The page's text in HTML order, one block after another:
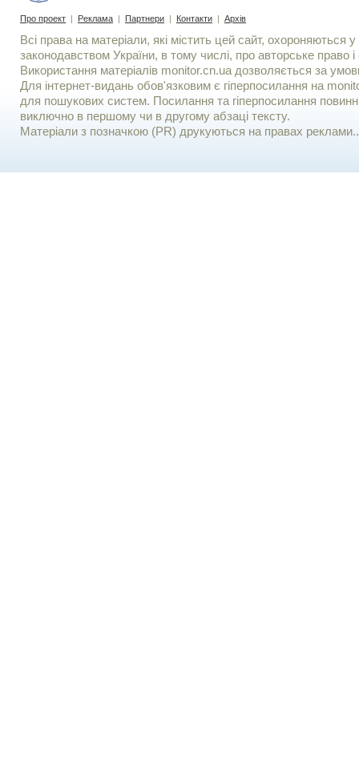
Про проект | Реклама | Партнери | Контакти | Архів
Всі права на матеріали, які містить цей сайт, охороняються у
законодавством України, в тому числі, про авторське право і
Використання матерiалiв monitor.cn.ua дозволяється за
Для iнтернет-видань обов'язковим є гiперпосилання на
для пошукових систем. Посилання та гіперпосилання
виключно в першому чи в другому абзаці тексту.
Матеріали з позначкою (PR) друкуються на правах реклами..